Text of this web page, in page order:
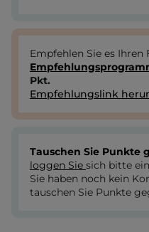
Empfehlen Sie es
Pkt.
Empfehlungslink
Tauschen Sie Punkte
loggen Sie sich bitte
Sie haben noch kein
tauschen Sie Punkte